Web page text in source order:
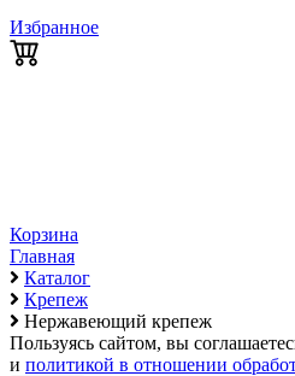
Избранное
Корзина
Главная
Каталог
Крепеж
Нержавеющий крепеж
Пользуясь сайтом, вы
и политикой в отношении